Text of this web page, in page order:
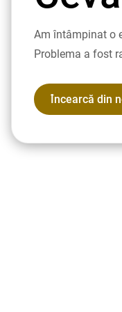
Am întâmpinat o
Problema a fost
Încearcă din